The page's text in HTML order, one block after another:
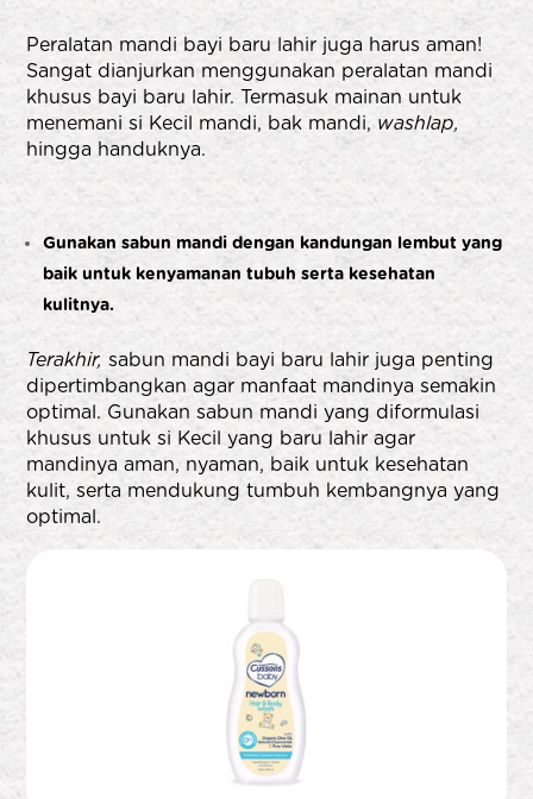
Peralatan mandi bayi baru lahir juga harus aman!
Sangat dianjurkan menggunakan peralatan mandi
khusus bayi baru lahir. Termasuk mainan untuk
menemani si Kecil mandi, bak mandi, washlap,
hingga handuknya.
Gunakan sabun mandi dengan kandungan lembut yang
baik untuk kenyamanan tubuh serta kesehatan
kulitnya.
Terakhir,sabun mandi bayi baru lahir juga penting
dipertimbangkan agar manfaat mandinya semakin
optimal. Gunakan sabun mandi yang diformulasi
khusus untuk si Kecil yang baru lahir agar
mandinya aman, nyaman, baik untuk kesehatan
kulit, serta mendukung tumbuh kembangnya yang
optimal.